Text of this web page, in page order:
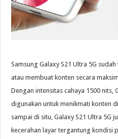
Samsung Galaxy S21 Ultra 5G
atau membuat konten secara
Dengan intensitas cahaya 1500 nits,
digunakan untuk menikmati konten
sampai di situ, Galaxy S21 Ultra 5G
kecerahan layar tergantung kondisi